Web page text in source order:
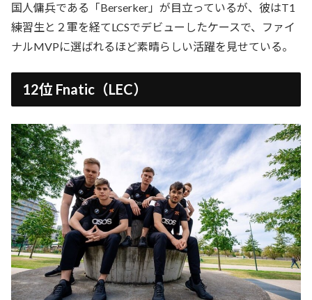
国人傭兵である「Berserker」が目立っているが、彼はT1
練習生と２軍を経てLCSでデビューしたケースで、ファイ
ナルMVPに選ばれるほど素晴らしい活躍を見せている。
12位 Fnatic（LEC）